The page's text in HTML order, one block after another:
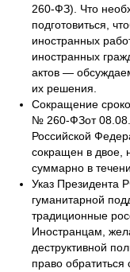
260-ФЗ). Что
подготовиться,
иностранных
иностранных
актов —
их решения.
Сокращение
№ 260-ФЗот
Российской
сокращен в двое,
суммарно в
Указ Президента
гуманитарной
традиционные
Иностранцам,
деструктивной
право